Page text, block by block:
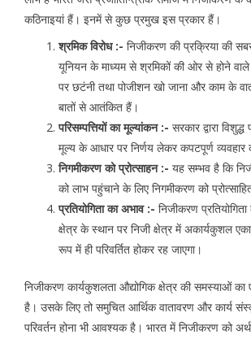
कठिनाइयां हैं। इनमें से कुछ प्रमुख इस प्रकार हैं।
श्रमिक विरोध :- निजीकरण की प्रक्रिया की
यूनियन के माध्यम से श्रमिकों की ओर से होने वाले
पर छटंनी तथा पोजीशन खो जाना और काम के
बातों से आतंकित हैं।
परिसम्पत्तियों का मूल्यांकन :- सरकार द्वारा
मूल्य के आधार पर निर्णय लेकर कपटपूर्ण
निगमीकरण को प्रोत्साहन :- यह सम्भव है कि
को लाभ पहुंचाने के लिए निगमीकरण को
प्रतियोगिता का अभाव :- निजीकरण
क्षेत्र के स्थान पर निजी क्षेत्र में अकार्यकुशल
रूप में ही परिवर्तित होकर रह जाएगा।
निजीकरण कार्यकुशलता औद्योगिक क्षेत्र की समस्याओं का
है। उसके लिए तो समुचित आर्थिक वातावरण और कार्य
परिवर्तन होना भी आवश्यक है। भारत में निजीकरण को